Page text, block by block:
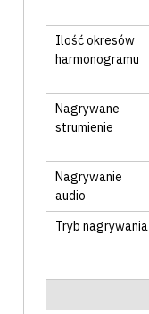
Ilość okresów
harmonogramu
Nagrywane
strumienie
Nagrywanie
audio
Tryb nagrywania